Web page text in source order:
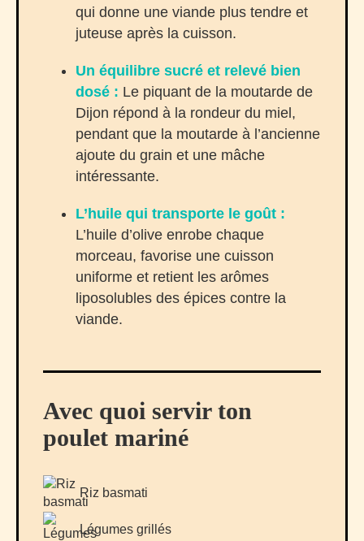
qui donne une viande plus tendre et
juteuse après la cuisson.
Un équilibre sucré et relevé bien
dosé : Le piquant de la moutarde de
Dijon répond à la rondeur du miel,
pendant que la moutarde à l’ancienne
ajoute du grain et une mâche
intéressante.
L’huile qui transporte le goût :
L’huile d’olive enrobe chaque
morceau, favorise une cuisson
uniforme et retient les arômes
liposolubles des épices contre la
viande.
Avec quoi servir ton
poulet mariné
Riz basmati
Légumes grillés